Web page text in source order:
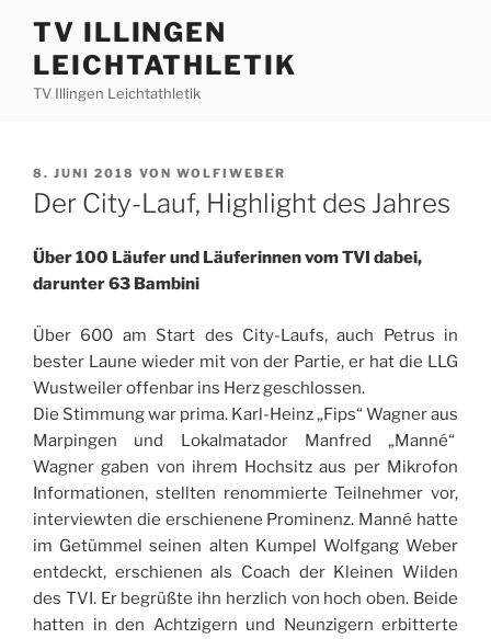
Inhalt
springen
TV ILLINGEN
LEICHTATHLETIK
TV Illingen Leichtathletik
VERÖFFENTLICHT
AM
8. JUNI 2018 VON WOLFIWEBER
Der City-Lauf, Highlight des Jahres
Über 100 Läufer und Läuferinnen vom TVI dabei,
darunter 63 Bambini
Über 600 am Start des City-Laufs, auch Petrus in
bester Laune wieder mit von der Partie, er hat die LLG
Wustweiler offenbar ins Herz geschlossen.
Die Stimmung war prima. Karl-Heinz „Fips“ Wagner aus
Marpingen und Lokalmatador Manfred „Manné“
Wagner gaben von ihrem Hochsitz aus per Mikrofon
Informationen, stellten renommierte Teilnehmer vor,
interviewten die erschienene Prominenz. Manné hatte
im Getümmel seinen alten Kumpel Wolfgang Weber
entdeckt, erschienen als Coach der Kleinen Wilden
des TVI. Er begrüßte ihn herzlich von hoch oben. Beide
hatten in den Achtzigern und Neunzigern erbitterte